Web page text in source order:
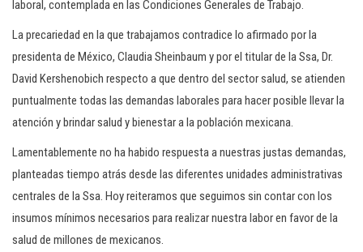
laboral, contemplada en las Condiciones Generales de Trabajo.
La precariedad en la que trabajamos contradice lo afirmado por la
presidenta de México, Claudia Sheinbaum y por el titular de la Ssa, Dr.
David Kershenobich respecto a que dentro del sector salud, se atienden
puntualmente todas las demandas laborales para hacer posible llevar la
atención y brindar salud y bienestar a la población mexicana.
Lamentablemente no ha habido respuesta a nuestras justas demandas,
planteadas tiempo atrás desde las diferentes unidades administrativas
centrales de la Ssa. Hoy reiteramos que seguimos sin contar con los
insumos mínimos necesarios para realizar nuestra labor en favor de la
salud de millones de mexicanos.